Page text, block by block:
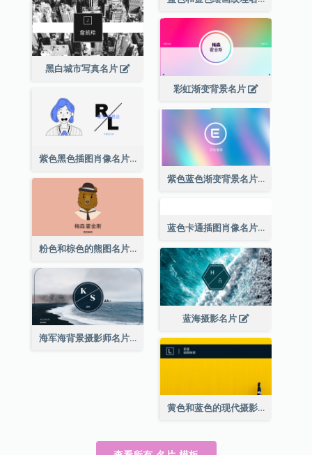
蓝色和金色绘画纹理名片
黑白城市写真名片
彩虹渐变背景名片
紫色黑色插图肖像名片
粉色和棕色的熊图名片
蓝色卡通插图肖像名片
蓝海摄影名片
海军海背景摄影师名片